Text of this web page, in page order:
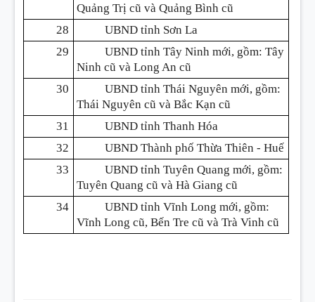
Quảng Trị cũ và Quảng Bình cũ
28
UBND tỉnh Sơn La
29
UBND tỉnh Tây Ninh mới, gồm: Tây
Ninh cũ và Long An cũ
30
UBND tỉnh Thái Nguyên mới, gồm:
Thái Nguyên cũ và Bắc Kạn cũ
31
UBND tỉnh Thanh Hóa
32
UBND Thành phố Thừa Thiên - Huế
33
UBND tỉnh Tuyên Quang mới, gồm:
Tuyên Quang cũ và Hà Giang cũ
34
UBND tỉnh Vĩnh Long mới, gồm:
Vĩnh Long cũ, Bến Tre cũ và Trà Vinh cũ